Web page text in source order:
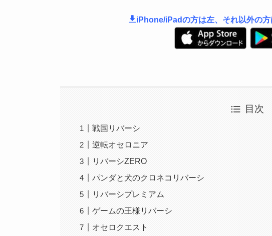
iPhone/iPadの方は左、それ以外の方
目次
戦国リバーシ
逆転オセロニア
リバーシZERO
パンダと犬のクロネコリバーシ
リバーシプレミアム
ゲームの王様リバーシ
オセロクエスト